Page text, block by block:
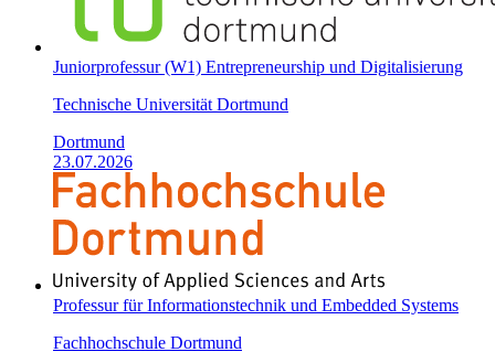
Juniorprofessur (W1) Entrepreneurship und Digitalisierung
Technische Universität Dortmund
Dortmund
23.07.2026
Professur für Informationstechnik und Embedded Systems
Fachhochschule Dortmund